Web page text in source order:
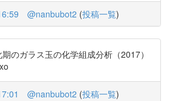
@nanbubot2 (投稿一覧)
のガラス玉の化学組成分析（2017）
@nanbubot2 (投稿一覧)